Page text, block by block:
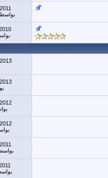
06-04-2011
بواسطةصقر
07-11-2010
بواسطة
06-20-2013
05-07-2013
بواسطة
12-28-2012
بواسطة
05-04-2012
بواسطة
12-05-2011
بواسطةفايز
11-19-2011
بواسطةروح